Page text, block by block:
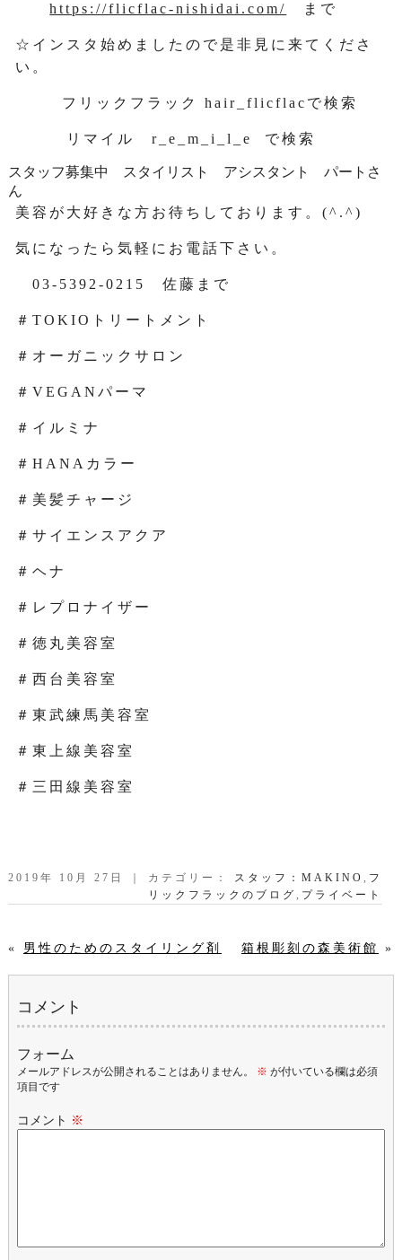
https://flicflac-nishidai.com/ まで
☆インスタ始めましたので是非見に来てくださ
い。
フリックフラック hair_flicflacで検索
リマイル r_e_m_i_l_e で検索
スタッフ募集中 スタイリスト アシスタント パートさ
ん
美容が大好きな方お待ちしております。(^.^)
気になったら気軽にお電話下さい。
03-5392-0215 佐藤まで
＃TOKIOトリートメント
＃オーガニックサロン
＃VEGANパーマ
＃イルミナ
＃HANAカラー
＃美髪チャージ
＃サイエンスアクア
＃ヘナ
＃レプロナイザー
＃徳丸美容室
＃西台美容室
＃東武練馬美容室
＃東上線美容室
＃三田線美容室
2019年 10月 27日 ｜ カテゴリー： スタッフ：MAKINO, フ
リックフラックのブログ, プライベート
« 男性のためのスタイリング剤 箱根彫刻の森美術館 »
コメント
フォーム
メールアドレスが公開されることはありません。 ※ が付いている欄は必須
項目です
コメント ※